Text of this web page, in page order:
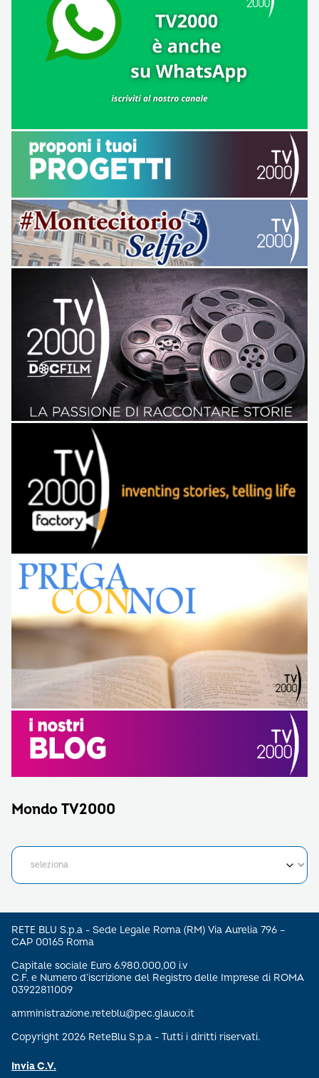
Mondo TV2000
RETE BLU S.p.a - Sede Legale Roma (RM) Via Aurelia 796 –
CAP 00165 Roma
Capitale sociale Euro 6.980.000,00 i.v
C.F. e Numero d’iscrizione del Registro delle Imprese di ROMA
03922811009
amministrazione.reteblu@pec.glauco.it
Copyright 2026 ReteBlu S.p.a - Tutti i diritti riservati.
Invia C.V.